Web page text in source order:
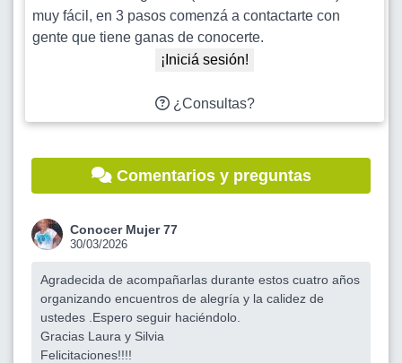
muy fácil, en 3 pasos comenzá a contactarte con
gente que tiene ganas de conocerte.
¡Iniciá sesión!
¿Consultas?
Comentarios y preguntas
Conocer Mujer 77
30/03/2026
Agradecida de acompañarlas durante estos cuatro años
organizando encuentros de alegría y la calidez de
ustedes .Espero seguir haciéndolo.
Gracias Laura y Silvia
Felicitaciones!!!!